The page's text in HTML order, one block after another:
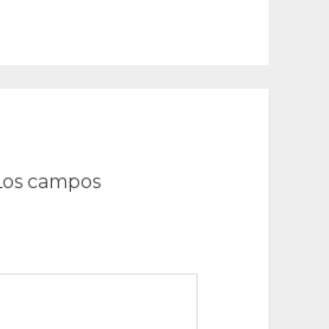
campos